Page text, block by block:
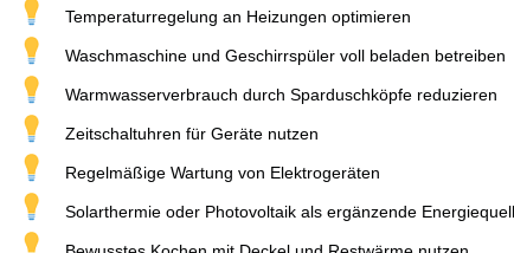
Temperaturregelung an Heizungen optimieren
Waschmaschine und Geschirrspüler voll beladen betreiben
Warmwasserverbrauch durch Sparduschköpfe reduzieren
Zeitschaltuhren für Geräte nutzen
Regelmäßige Wartung von Elektrogeräten
Solarthermie oder Photovoltaik als ergänzende